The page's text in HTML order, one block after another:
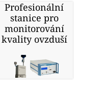
Profesionální
stanice pro
monitorování
kvality ovzduší